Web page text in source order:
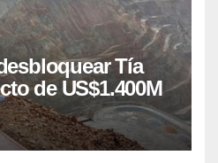
Tía
de US$1.400M
años